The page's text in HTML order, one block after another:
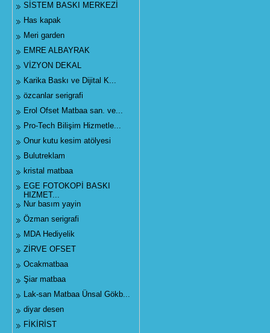
SİSTEM BASKI MERKEZİ
Has kapak
Meri garden
EMRE ALBAYRAK
VİZYON DEKAL
Karika Baskı ve Dijital K...
özcanlar serigrafi
Erol Ofset Matbaa san. ve...
Pro-Tech Bilişim Hizmetle...
Onur kutu kesim atölyesi
Bulutreklam
kristal matbaa
EGE FOTOKOPİ BASKI
HIZMET...
Nur basım yayin
Özman serigrafi
MDA Hediyelik
ZİRVE OFSET
Ocakmatbaa
Şiar matbaa
Lak-san Matbaa Ünsal Gökb...
diyar desen
FİKİRİST